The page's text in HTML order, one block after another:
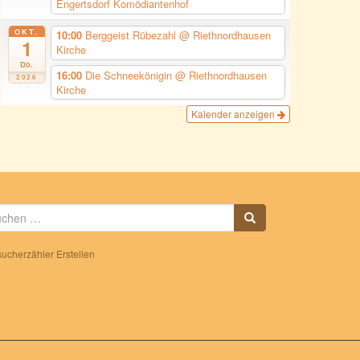
Engertsdorf Komödiantenhof
OKT.
1
Do.
2026
10:00 Berggeist Rübezahl @ Riethnordhausen
Kirche
16:00 Die Schneekönigin @ Riethnordhausen
Kirche
Kalender anzeigen
Erstellen